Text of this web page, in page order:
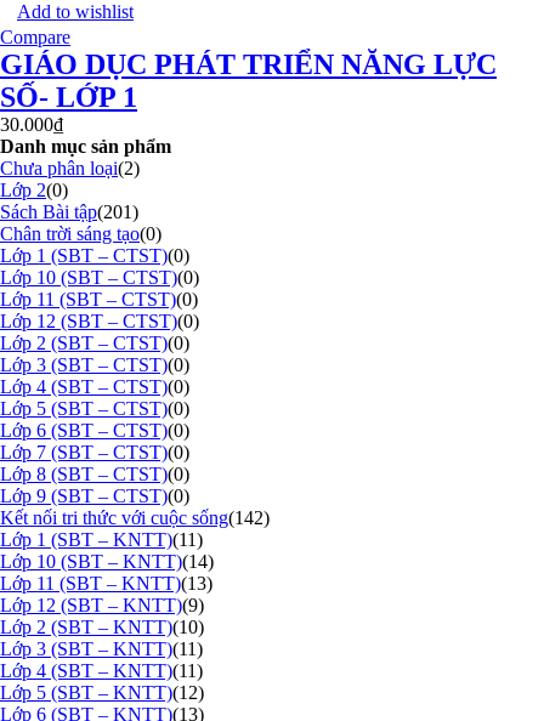
Add to wishlist
Compare
GIÁO DỤC PHÁT TRIỂN NĂNG LỰC
SỐ- LỚP 1
30.000₫
Danh mục sản phẩm
Chưa phân loại(2)
Lớp 2(0)
Sách Bài tập(201)
Chân trời sáng tạo(0)
Lớp 1 (SBT – CTST)(0)
Lớp 10 (SBT – CTST)(0)
Lớp 11 (SBT – CTST)(0)
Lớp 12 (SBT – CTST)(0)
Lớp 2 (SBT – CTST)(0)
Lớp 3 (SBT – CTST)(0)
Lớp 4 (SBT – CTST)(0)
Lớp 5 (SBT – CTST)(0)
Lớp 6 (SBT – CTST)(0)
Lớp 7 (SBT – CTST)(0)
Lớp 8 (SBT – CTST)(0)
Lớp 9 (SBT – CTST)(0)
Kết nối tri thức với cuộc sống(142)
Lớp 1 (SBT – KNTT)(11)
Lớp 10 (SBT – KNTT)(14)
Lớp 11 (SBT – KNTT)(13)
Lớp 12 (SBT – KNTT)(9)
Lớp 2 (SBT – KNTT)(10)
Lớp 3 (SBT – KNTT)(11)
Lớp 4 (SBT – KNTT)(11)
Lớp 5 (SBT – KNTT)(12)
Lớp 6 (SBT – KNTT)(13)